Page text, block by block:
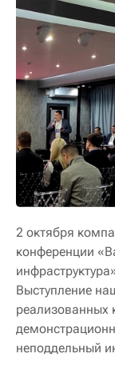
2 октября
конференции
Выступление
реализованных
неподдельный